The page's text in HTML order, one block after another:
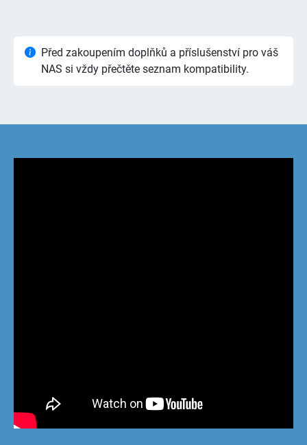
Před zakoupením doplňků a příslušenství pro váš
NAS si vždy přečtěte seznam kompatibility.